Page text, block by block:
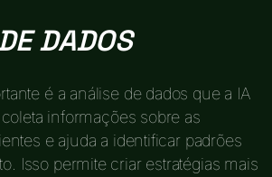
DADOS
é a análise de dados que a IA
informações sobre as
e ajuda a identificar padrões
Isso permite criar estratégias mais